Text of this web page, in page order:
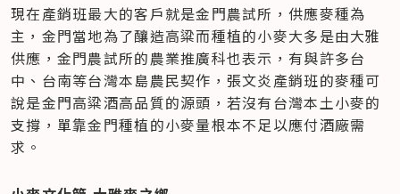
現在產銷班最大的客戶就是金門農試所，供應麥種為
主，金門當地為了釀造高粱而種植的小麥大多是由大雅
供應，金門農試所的農業推廣科也表示，有與許多台
中、台南等台灣本島農民契作，張文炎產銷班的麥種可
說是金門高粱酒高品質的源頭，若沒有台灣本土小麥的
支撐，單靠金門種植的小麥量根本不足以應付酒廠需
求。